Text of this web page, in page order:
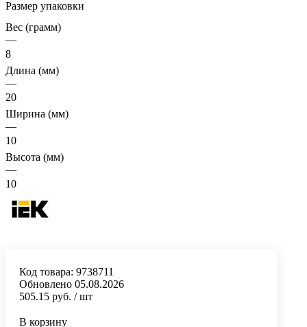
Размер упаковки
Вес (грамм)
—
8
Длина (мм)
—
20
Ширина (мм)
—
10
Высота (мм)
—
10
Код товара: 9738711
Обновлено 05.08.2026
505.15 руб. / шт
В корзину